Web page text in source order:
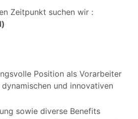
Zeitpunkt suchen wir :
Position als Vorarbeiter
und innovativen
sowie diverse Benefits